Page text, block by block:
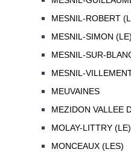
MESNIL-ROBERT
MESNIL-SIMON (LE)
MESNIL-SUR-
MESNIL-
MEUVAINES
MEZIDON VALLEE
MOLAY-LITTRY (LE)
MONCEAUX (LES)